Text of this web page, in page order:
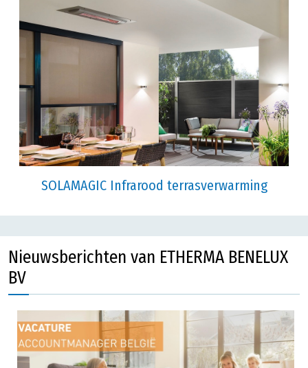
SOLAMAGIC Infrarood terrasverwarming
Nieuwsberichten van ETHERMA BENELUX
BV